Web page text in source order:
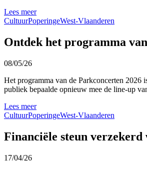
Lees meer
CultuurPoperingeWest-Vlaanderen
Ontdek het programma
08/05/26
Het programma van de Parkconcerten 2026
publiek bepaalde opnieuw mee de line-up
Lees meer
CultuurPoperingeWest-Vlaanderen
Financiële steun
17/04/26